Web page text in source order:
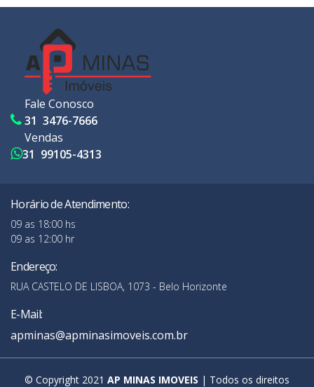
Fale Conosco
31 3476-7666
Vendas
31 99105-4313
Horário de Atendimento:
09 as 18:00 hs
09 as 12:00 hr
Endereço:
RUA CASTELO DE LISBOA, 1073 - Belo Horizonte
E-Mail:
apminas@apminasimoveis.com.br
© Copyright 2021 AP MINAS IMOVEIS | Todos os direitos